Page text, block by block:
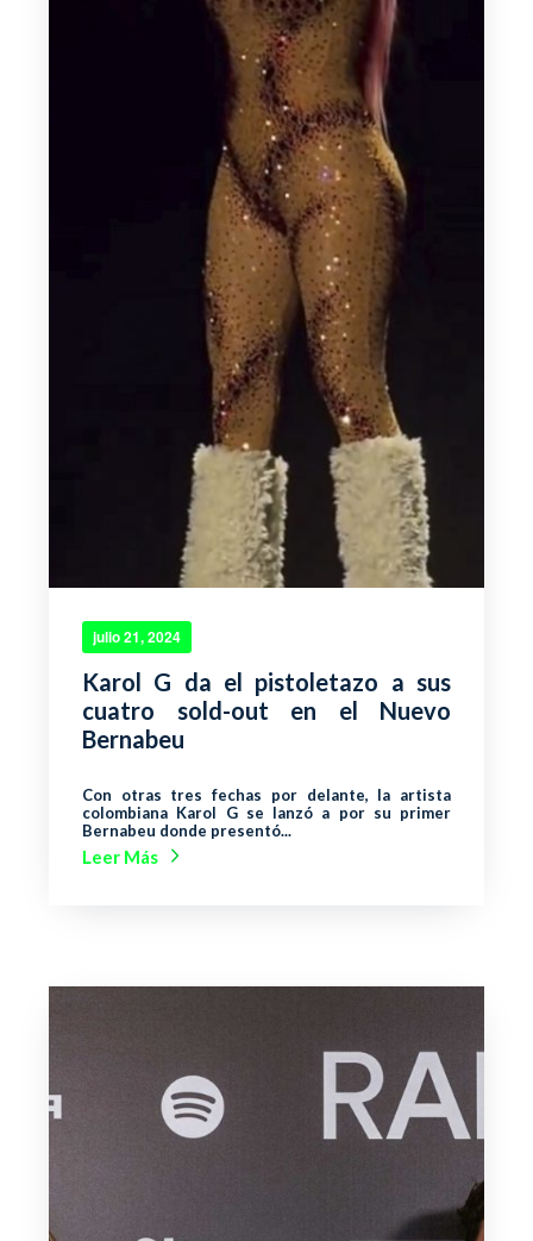
julio 21, 2024
Karol G da el pistoletazo a sus
cuatro sold-out en el Nuevo
Bernabeu
Con otras tres fechas por delante, la artista
colombiana Karol G se lanzó a por su primer
Bernabeu donde presentó...
Leer Más